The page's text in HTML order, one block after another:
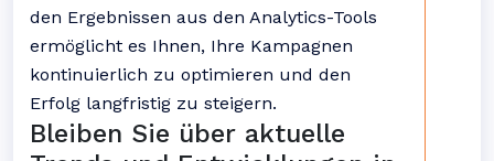
den Ergebnissen aus den Analytics-Tools
ermöglicht es Ihnen, Ihre Kampagnen
kontinuierlich zu optimieren und den
Erfolg langfristig zu steigern.
Bleiben Sie über aktuelle